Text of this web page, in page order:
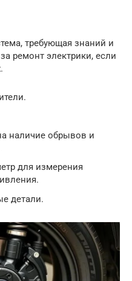
требующая знаний и
ремонт электрики, если
наличие обрывов и
для измерения
детали.